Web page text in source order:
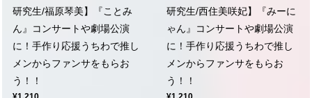
研究生/福原琴美】『ことみ
ん』コンサートや劇場公演
に！手作り応援うちわで推し
メンからファンサをもらお
う！！
研究生/西住美咲妃】『みーに
ゃん』コンサートや劇場公演
に！手作り応援うちわで推し
メンからファンサをもらお
う！！